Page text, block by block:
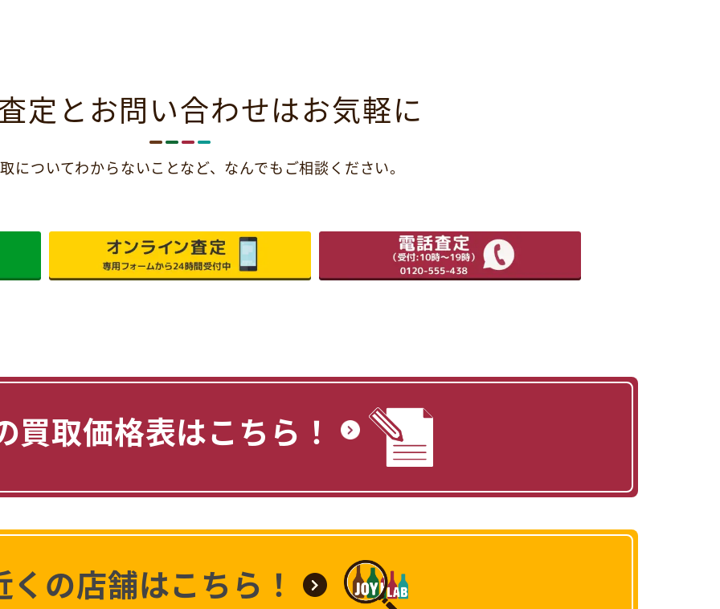
定とお問い合わせはお気軽に
についてわからないことなど、 なんでもご相談ください。
買取価格表はこちら！
くの店舗はこちら！